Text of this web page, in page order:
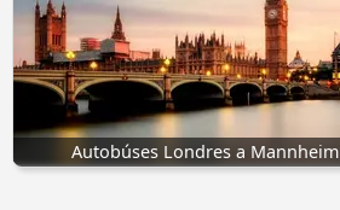
Autobúses Londres a Mannheim